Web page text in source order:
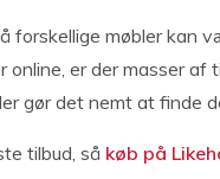
forskellige møbler kan
online, er der masser
gør det nemt at finde
tilbud, så køb på